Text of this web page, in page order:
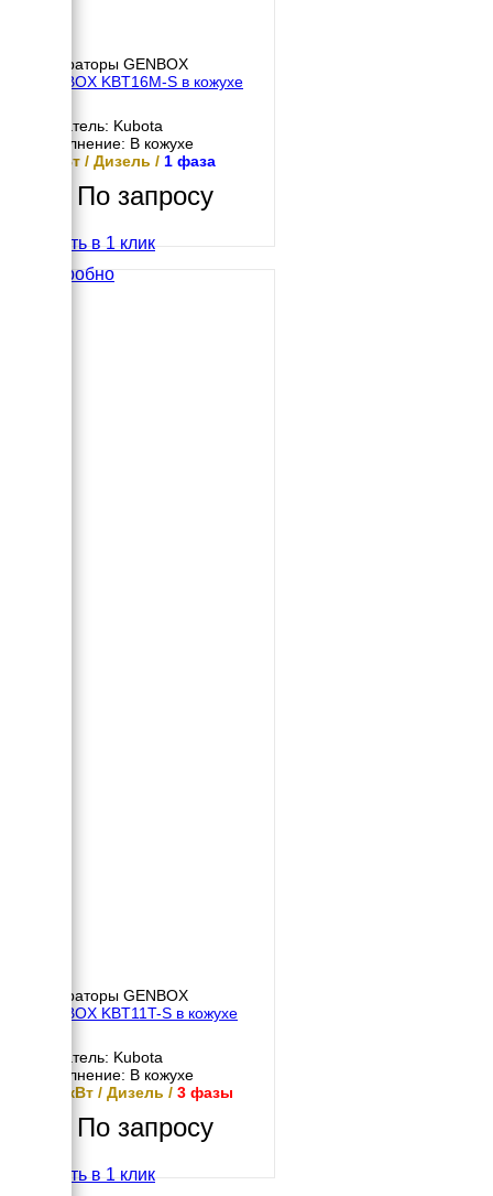
Генераторы GENBOX
GENBOX KBT16M-S в кожухе
Двигатель: Kubota
Исполнение: В кожухе
16 кВт / Дизель / 1 фаза
По запросу
Купить в 1 клик
Подробно
Генераторы GENBOX
GENBOX KBT11T-S в кожухе
Двигатель: Kubota
Исполнение: В кожухе
10.8 кВт / Дизель / 3 фазы
По запросу
Купить в 1 клик